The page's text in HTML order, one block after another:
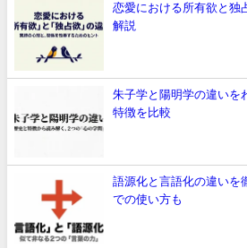
恋愛における所有欲と独
解説
朱子学と陽明学の違いを
特徴を比較
語源化と言語化の違いを
での使い方も